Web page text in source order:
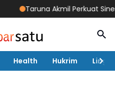
Taruna Akmil Perkuat Sinergi
Health Hukrim